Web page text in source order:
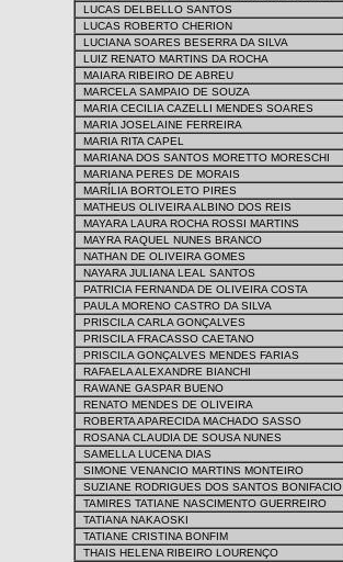
LUCAS DELBELLO SANTOS
LUCAS ROBERTO CHERION
LUCIANA SOARES BESERRA DA SILVA
LUIZ RENATO MARTINS DA ROCHA
MAIARA RIBEIRO DE ABREU
MARCELA SAMPAIO DE SOUZA
MARIA CECILIA CAZELLI MENDES SOARES
MARIA JOSELAINE FERREIRA
MARIA RITA CAPEL
MARIANA DOS SANTOS MORETTO MORESCHI
MARIANA PERES DE MORAIS
MARÍLIA BORTOLETO PIRES
MATHEUS OLIVEIRA ALBINO DOS REIS
MAYARA LAURA ROCHA ROSSI MARTINS
MAYRA RAQUEL NUNES BRANCO
NATHAN DE OLIVEIRA GOMES
NAYARA JULIANA LEAL SANTOS
PATRICIA FERNANDA DE OLIVEIRA COSTA
PAULA MORENO CASTRO DA SILVA
PRISCILA CARLA GONÇALVES
PRISCILA FRACASSO CAETANO
PRISCILA GONÇALVES MENDES FARIAS
RAFAELA ALEXANDRE BIANCHI
RAWANE GASPAR BUENO
RENATO MENDES DE OLIVEIRA
ROBERTA APARECIDA MACHADO SASSO
ROSANA CLAUDIA DE SOUSA NUNES
SAMELLA LUCENA DIAS
SIMONE VENANCIO MARTINS MONTEIRO
SUZIANE RODRIGUES DOS SANTOS BONIFACIO
TAMIRES TATIANE NASCIMENTO GUERREIRO
TATIANA NAKAOSKI
TATIANE CRISTINA BONFIM
THAIS HELENA RIBEIRO LOURENÇO